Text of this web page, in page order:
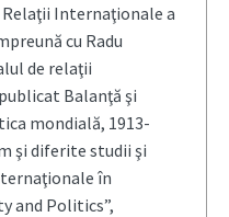
Relaţii Internaţionale a
cu Radu
de relaţii
Balanţă şi
mondială, 1913-
şi diferite studii şi
în
and Politics”,